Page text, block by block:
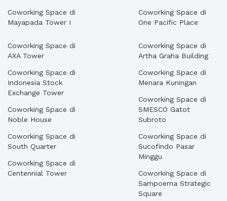
Coworking Space di
Mayapada Tower I
Coworking Space di
One Pacific Place
Coworking Space di
AXA Tower
Coworking Space di
Indonesia Stock
Exchange Tower
Coworking Space di
Noble House
Coworking Space di
South Quarter
Coworking Space di
Centennial Tower
Coworking Space di
Artha Graha Building
Coworking Space di
Menara Kuningan
Coworking Space di
SMESCO Gatot
Subroto
Coworking Space di
Sucofindo Pasar
Minggu
Coworking Space di
Sampoerna Strategic
Square